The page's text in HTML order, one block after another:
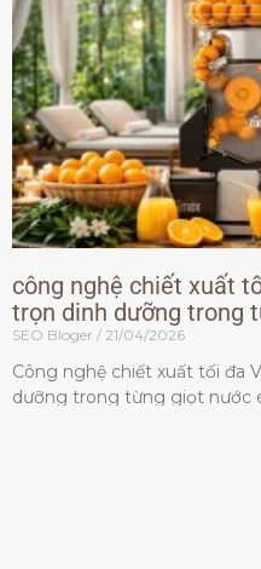
công nghệ chiết xuất
trọn dinh dưỡng trong
SEO Bloger 21/04/2026
Công nghệ chiết xuất tối đa
dưỡng trong từng giọt nước